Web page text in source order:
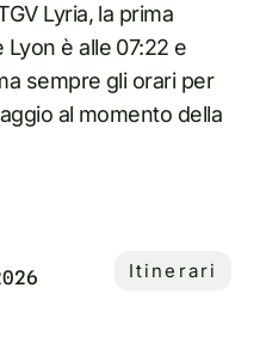
Lyria, la prima
è alle 07:22 e
sempre gli orari per
al momento della
Itinerari